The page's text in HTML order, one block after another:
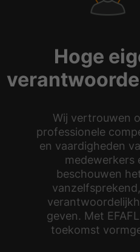
Hoge
Wij vertrouwen
professionele
en vaardigheden
medewerkers
beschouwen
geven. Met
toekomst